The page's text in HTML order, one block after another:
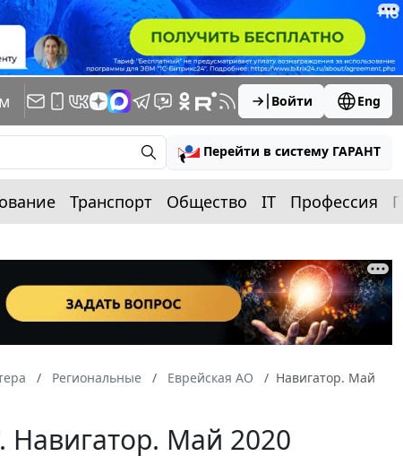
Войти Eng
Перейти в систему ГАРАНТ
Транспорт Общество IT Профессия
Региональные Еврейская АО
Навигатор. Май
Навигатор. Май 2020